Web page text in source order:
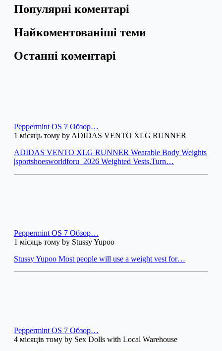
Популярні коментарі
Найкоментованіші теми
Останні коментарі
Peppermint OS 7 Обзор…
1 місяць тому by ADIDAS VENTO XLG RUNNER
ADIDAS VENTO XLG RUNNER Wearable Body Weights
|sportshoesworldforu_2026 Weighted Vests,Turn…
Peppermint OS 7 Обзор…
1 місяць тому by Stussy Yupoo
Stussy Yupoo Most people will use a weight vest for…
Peppermint OS 7 Обзор…
4 місяців тому by Sex Dolls with Local Warehouse